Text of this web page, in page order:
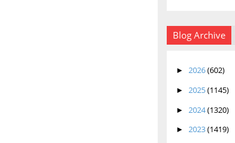
Blog Archive
► 2026(602)
► 2025(1145)
► 2024(1320)
► 2023(1419)